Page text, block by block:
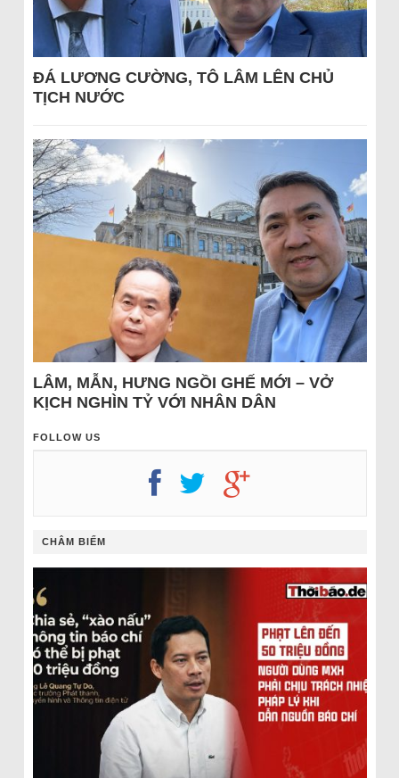
ĐÁ LƯƠNG CƯỜNG, TÔ LÂM LÊN CHỦ
TỊCH NƯỚC
LÂM, MẪN, HƯNG NGỒI GHẾ MỚI – VỞ
KỊCH NGHÌN TỶ VỚI NHÂN DÂN
FOLLOW US
CHÂM BIẾM